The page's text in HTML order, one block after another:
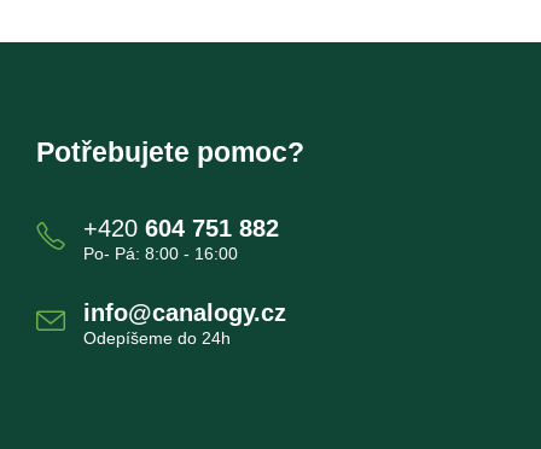
Potřebujete pomoc?
+420 604 751 882
Po- Pá: 8:00 - 16:00
info@canalogy.cz
Odepíšeme do 24h